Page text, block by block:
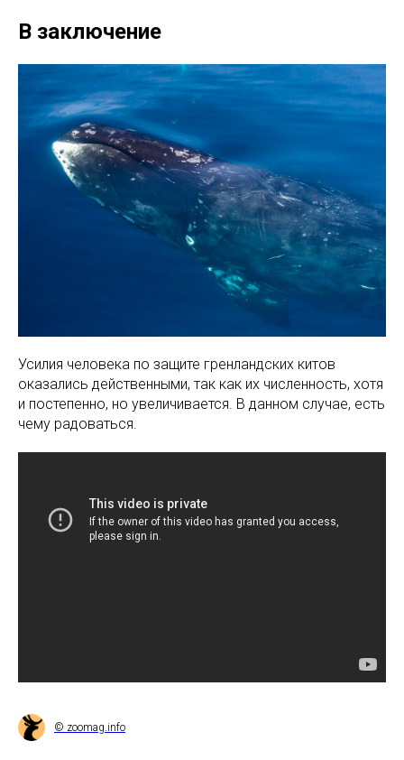
В заключение
Усилия человека по защите гренландских китов
оказались действенными, так как их численность, хотя
и постепенно, но увеличивается. В данном случае, есть
чему радоваться.
© zoomag.info